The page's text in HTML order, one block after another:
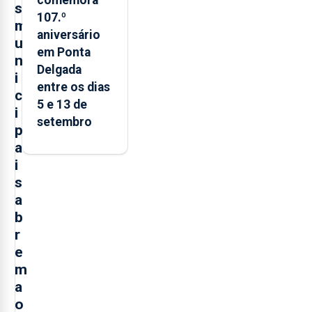
s
m
u
n
i
c
i
p
a
i
s
a
b
r
e
m
a
o
107.º
aniversário
em Ponta
Delgada
entre os dias
5 e 13 de
setembro